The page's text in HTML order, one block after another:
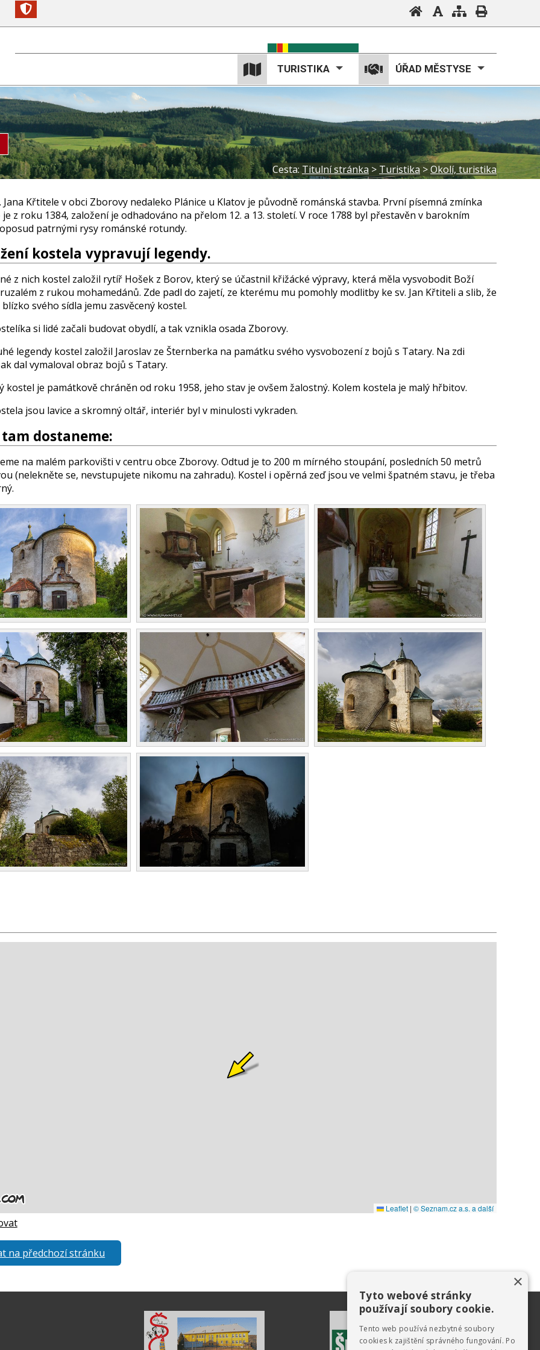
TURISTIKA ÚŘAD MĚSTYSE
Cesta: Titulní stránka > Turistika >Okolí, turistika
Jana Křtitele v obci Zborovy nedaleko Plánice u Klatov je původně románská stavba. První písemná zmínka
z roku 1384, založení je odhadováno na přelom 12. a 13. století. V roce 1788 byl přestavěn v barokním
patrnými rysy románské rotundy.
kostela vypravují legendy.
z nich kostel založil rytíř Hošek z Borov, který se účastnil křižácké výpravy, která měla vysvobodit Boží
z rukou mohamedánů. Zde padl do zajetí, ze kterému mu pomohly modlitby ke sv. Jan Křtiteli a slib, že
svého sídla jemu zasvěcený kostel.
si lidé začali budovat obydlí, a tak vznikla osada Zborovy.
legendy kostel založil Jaroslav ze Šternberka na památku svého vysvobození z bojů s Tatary. Na zdi
dal vymaloval obraz bojů s Tatary.
kostel je památkově chráněn od roku 1958, jeho stav je ovšem žalostný. Kolem kostela je malý hřbitov.
jsou lavice a skromný oltář, interiér byl v minulosti vykraden.
tam dostaneme:
na malém parkovišti v centru obce Zborovy. Odtud je to 200 m mírného stoupání, posledních 50 metrů
(nelekněte se, nevstupujete nikomu na zahradu). Kostel i opěrná zeď jsou ve velmi špatném stavu, je třeba
na předchozí stránku
×
Tyto webové stránky
používají soubory cookie.
Tento web používá nezbytné soubory
cookies k zajištění správného fungování. Po